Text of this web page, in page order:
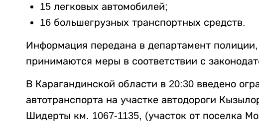
15 легковых автомобилей;
16 большегрузных транспортных средств.
Информация передана в департамент
принимаются меры в соответствии с
В Карагандинской области в 20:30 введено
автотранспорта на участке автодороги
Шидерты км. 1067-1135, (участок от поселка